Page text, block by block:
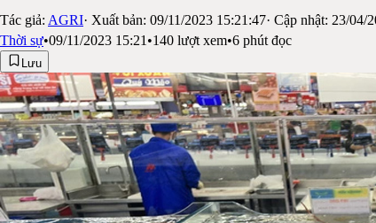
Tác giả: AGRI· Xuất bản: 09/11/2023 15:21:47· Cập nhật: 23/04/
Thời sự•09/11/2023 15:21 •140 lượt xem•6 phút đọc
Lưu